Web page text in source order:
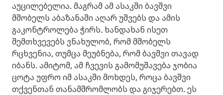
აუცილებელია. მაგრამ ამ ასაკში ბავშვი
მშობელს აბაზანაში აღარ უშვებს და ამის
გაკონტროლება ჭირს. ხანდახან ისეთ
შემთხვევებს ვნახულობ, რომ მშობელს
რცხვენია, თუმცა მეუბნება, რომ ბავშვი თავად
იბანს. ამიტომ, ამ ჩვევის გამომუშავება ჯობია
ცოტა უფრო იმ ასაკში მოხდეს, როცა ბავშვი
თქვენთან თანამშრომლობს და გიჯერებთ. ეს